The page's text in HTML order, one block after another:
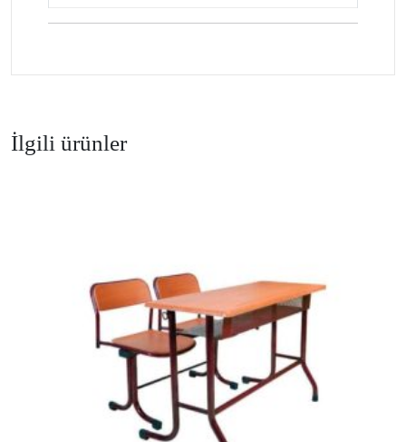
İlgili ürünler